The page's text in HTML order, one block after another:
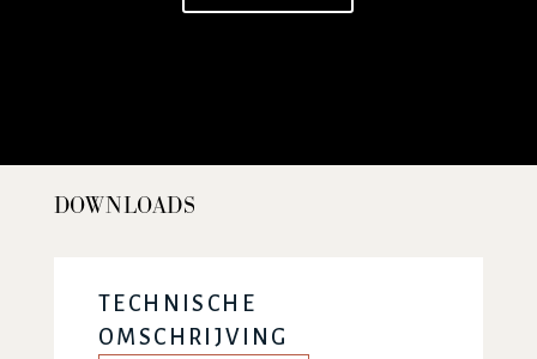
DOWNLOADS
TECHNISCHE
OMSCHRIJVING